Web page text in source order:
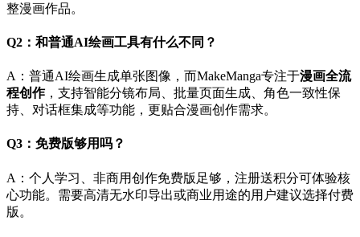
整漫画作品。
Q2：和普通AI绘画工具有什么不同？
A：普通AI绘画生成单张图像，而MakeManga专注于漫画全流
程创作，支持智能分镜布局、批量页面生成、角色一致性保
持、对话框集成等功能，更贴合漫画创作需求。
Q3：免费版够用吗？
A：个人学习、非商用创作免费版足够，注册送积分可体验核
心功能。需要高清无水印导出或商业用途的用户建议选择付费
版。